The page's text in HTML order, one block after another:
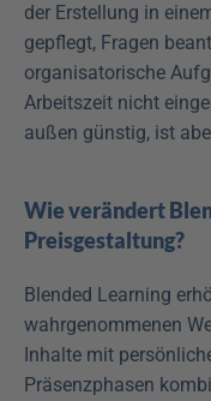
der Erstellung in
gepflegt, Fragen
organisatorische
Arbeitszeit nicht
außen günstig, ist
Wie verändert
Preisgestaltung?
Blended Learning
wahrgenommenen
Inhalte mit
Präsenzphasen